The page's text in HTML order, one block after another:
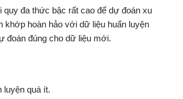
quy đa thức bậc rất cao để dự đoán xu
khớp hoàn hảo với dữ liệu huấn luyện
đoán đúng cho dữ liệu mới.
luyện quá ít.